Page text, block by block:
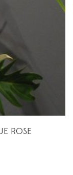
ROSE